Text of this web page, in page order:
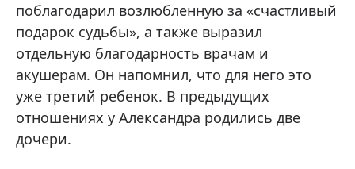
поблагодарил возлюбленную за «счастливый
подарок судьбы», а также выразил
отдельную благодарность врачам и
акушерам. Он напомнил, что для него это
уже третий ребенок. В предыдущих
отношениях у Александра родились две
дочери.